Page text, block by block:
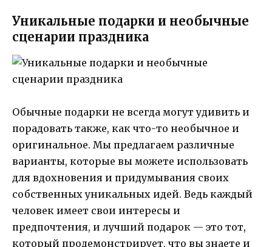
Уникальные подарки и необычные
сценарии праздника
Обычные подарки не всегда могут удивить и
порадовать также, как что-то необычное и
оригинальное. Мы предлагаем различные
варианты, которые вы можете использовать
для вдохновения и придумывания своих
собственных уникальных идей. Ведь каждый
человек имеет свои интересы и
предпочтения, и лучший подарок — это тот,
который продемонстрирует, что вы знаете и